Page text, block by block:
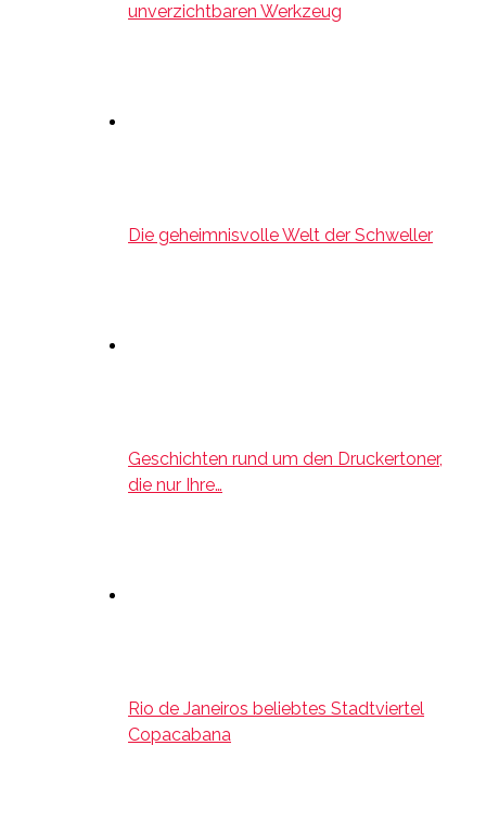
unverzichtbaren Werkzeug
Die geheimnisvolle Welt der Schweller
Geschichten rund um den Druckertoner,
die nur Ihre…
Rio de Janeiros beliebtes Stadtviertel
Copacabana